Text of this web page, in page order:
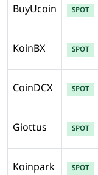
BuyUcoin SPOT
KoinBX SPOT
CoinDCX SPOT
Giottus SPOT
Koinpark SPOT